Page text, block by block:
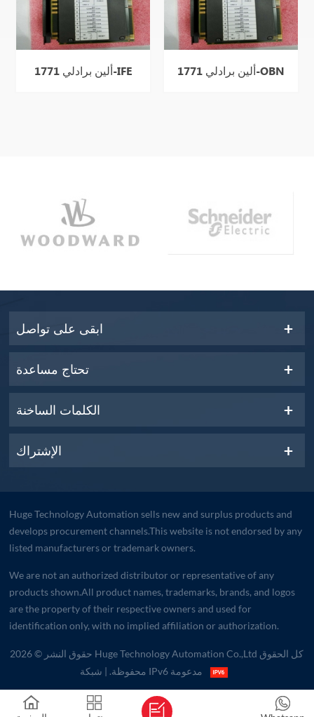
ألين برادلي 1771-IFE ألين برادلي 1771-OBN
ابقى على تواصل
تحتاج مساعدة
الكلمات الساخنة
الإشتراك
Huge Technology Automation sells new and surplus products and
develops procurement channels.This website is not endorsed by any
listed manufacturers or trademark owners.
We are not an authorized distributor or representative of any
products shown.All product names, trademarks, brands, and logos
are the property of their respective owners and used for
identification only, with no implied affiliation or authorization.
حقوق النشر © 2026 Huge Technology Automation Co.,Ltd كل الحقوق
محفوظة.